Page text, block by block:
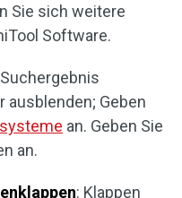
Sie sich weitere
Software.
ausblenden; Geben
an. Geben Sie
an.
: Klappen